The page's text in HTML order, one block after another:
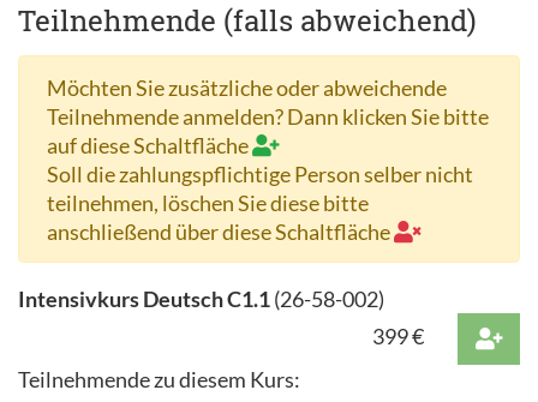
Teilnehmende (falls abweichend)
Möchten Sie zusätzliche oder abweichende
Teilnehmende anmelden? Dann klicken Sie bitte
auf diese Schaltfläche
Soll die zahlungspflichtige Person selber nicht
teilnehmen, löschen Sie diese bitte
anschließend über diese Schaltfläche
Intensivkurs Deutsch C1.1(26-58-002)
399€
Teilnehmende zu diesem Kurs: